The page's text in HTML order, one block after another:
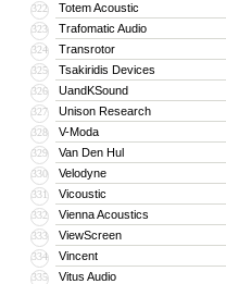
322 Totem Acoustic
323 Trafomatic Audio
324 Transrotor
325 Tsakiridis Devices
326 UandKSound
327 Unison Research
328 V-Moda
329 Van Den Hul
330 Velodyne
331 Vicoustic
332 Vienna Acoustics
333 ViewScreen
334 Vincent
335 Vitus Audio